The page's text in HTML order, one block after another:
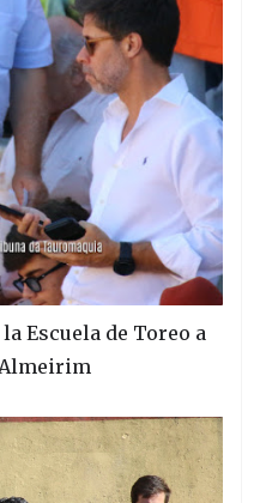
Escuela de Toreo a